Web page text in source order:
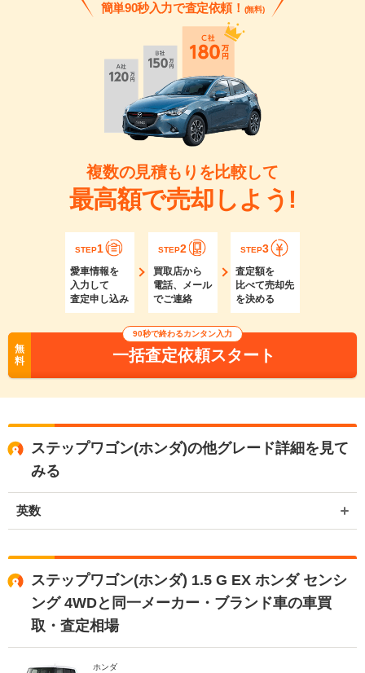
簡単90秒入力で査定依頼！ (無料)
複数の見積もりを比較して
最高額で売却しよう!
STEP1
愛車情報を
入力して
査定申し込み
STEP2
買取店から
電話、メール
でご連絡
STEP3
査定額を
比べて売却先
を決める
無
料
90秒で終わるカンタン入力
一括査定依頼スタート
ステップワゴン(ホンダ)の他グレード詳細を見て
みる
英数
ステップワゴン(ホンダ) 1.5 G EX ホンダ センシ
ング 4WDと同一メーカー・ブランド車の車買
取・査定相場
ホンダ